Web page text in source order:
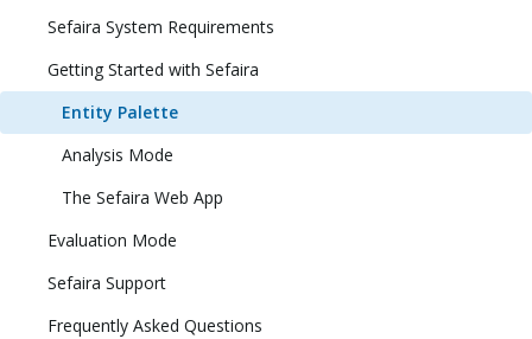
Sefaira System Requirements
Getting Started with Sefaira
Entity Palette
Analysis Mode
The Sefaira Web App
Evaluation Mode
Sefaira Support
Frequently Asked Questions